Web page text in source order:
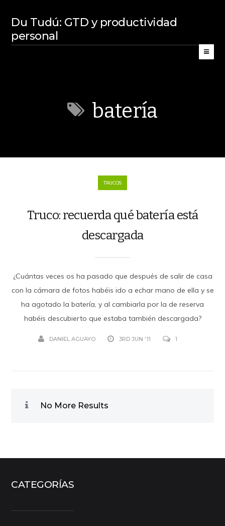
Du Tudú: GTD y productividad
personal
batería
TRUCOS
Truco: recuerda qué batería está
descargada
¿Cuántas veces os ha pasado que después de salir de casa
con la cámara de fotos habéis ido a echar mano de ella y se
ha agotado la batería, y al cambiarla por la de reserva
habéis descubierto que estaba también descargada?
DANIEL AGUAYO 3RD JUN '11 1
No More Results
CATEGORÍAS